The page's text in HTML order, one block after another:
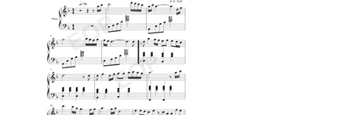
总有云开 日出时候
万丈阳光照耀你我
真情像梅花开过
冷冷冰雪不能掩没
就在最冷 枝头绽放
看见春天走向你我
雪花飘飘北风萧萧